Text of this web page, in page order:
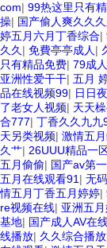
com| 99热这里只有
操| 国产偷人爽久久
婷五月六月丁香综合|
久久 | 免費亭亭成人 |
只有精品免费| 79成
亚洲性爱干干| 五月
品在线视频99| 日日
了老女人视频| 天天
合777| 丁香久久九九
天另类视频| 激情五
久艹| 26UUU精品一
五月偷偷| 国产av第
五月在线观看91 | 无
情五月丁香五月婷婷|
re视频在线| 亚洲五
基地| 国产成人AV在
线播放| 久久综合播放